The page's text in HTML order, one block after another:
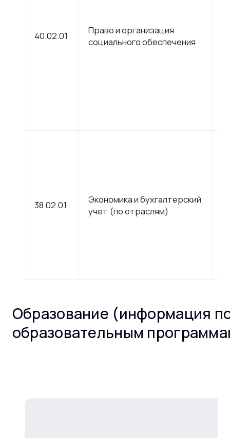
40.02.01
Право и организация
социального обеспечения
38.02.01
Экономика и бухгалтерский
учет (по отраслям)
Образование (информация
образовательным